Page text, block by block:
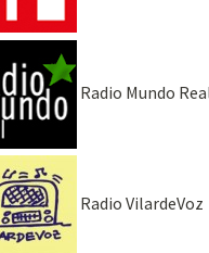
Radio Mundo
Radio VilardeVoz